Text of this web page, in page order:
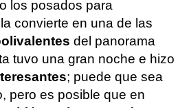
los posados para
convierte en una de las
del panorama
tuvo una gran noche e hizo
; puede que sea
pero es posible que en